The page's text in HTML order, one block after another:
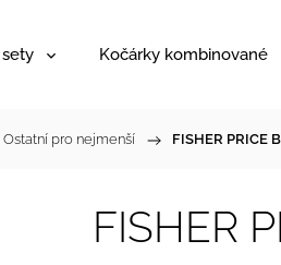
Kočárky kombinované
Ostatní pro nejmenší / FISHER PRICE
FISHER